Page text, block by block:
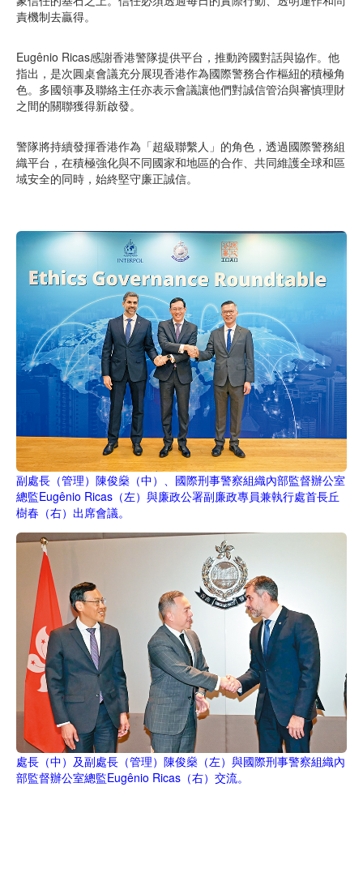
責機制去贏得。
Eugênio Ricas感謝香港警隊提供平台，推動跨國對話與協作。他
指出，是次圓桌會議充分展現香港作為國際警務合作樞紐的積極角
色。多國領事及聯絡主任亦表示會議讓他們對誠信管治與審慎理財
之間的關聯獲得新啟發。
警隊將持續發揮香港作為「超級聯繫人」的角色，透過國際警務組
織平台，在積極強化與不同國家和地區的合作、共同維護全球和區
域安全的同時，始終堅守廉正誠信。
副處長（管理）陳俊燊（中）、國際刑事警察組織內部監督辦公室
總監Eugênio Ricas（左）與廉政公署副廉政專員兼執行處首長丘
樹春（右）出席會議。
處長（中）及副處長（管理）陳俊燊（左）與國際刑事警察組織內
部監督辦公室總監Eugênio Ricas（右）交流。